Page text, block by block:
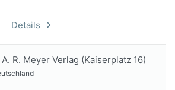
Details
A. R. Meyer Verlag (Kaiserplatz 16)